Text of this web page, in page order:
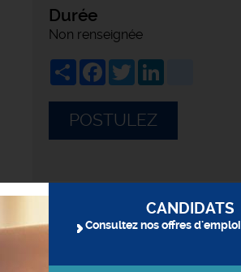
Durée
Non renseignée
ShareFacebook
Twitter
POSTULEZ
CANDIDATS
Consultez nos offres d'emploi